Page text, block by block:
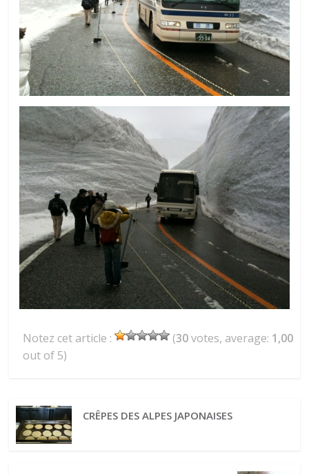
Notez cet article : (30votes, average: 1,00
out of 5)
CRÊPES DES ALPES JAPONAISES